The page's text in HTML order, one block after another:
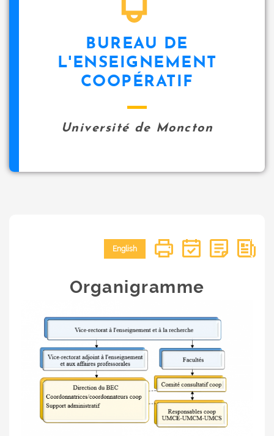
BUREAU DE
L'ENSEIGNEMENT
COOPÉRATIF
Université de Moncton
English
Organigramme